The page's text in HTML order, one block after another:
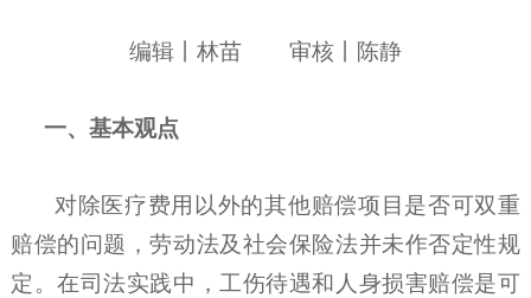
编辑丨林苗 审核丨 陈静
一、基本观点
对除医疗费用以外的其他赔偿项目是否可双重
赔偿的问题，劳动法及社会保险法并未作否定性规
定。在司法实践中，工伤待遇和人身损害赔偿是可